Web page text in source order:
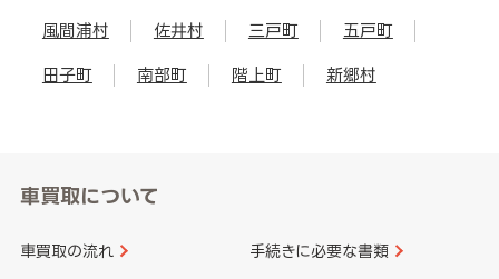
風間浦村 佐井村 三戸町 五戸町
田子町 南部町 階上町 新郷村
車買取について
車買取の流れ 手続きに必要な書類